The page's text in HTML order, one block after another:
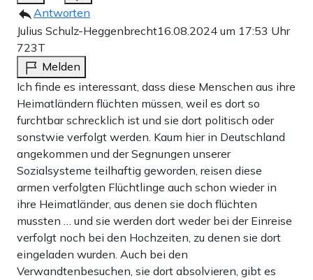
Antworten
Julius Schulz-Heggenbrecht16.08.2024 um 17:53 Uhr
723T
Melden
Ich finde es interessant, dass diese Menschen aus ihre
Heimatländern flüchten müssen, weil es dort so
furchtbar schrecklich ist und sie dort politisch oder
sonstwie verfolgt werden. Kaum hier in Deutschland
angekommen und der Segnungen unserer
Sozialsysteme teilhaftig geworden, reisen diese
armen verfolgten Flüchtlinge auch schon wieder in
ihre Heimatländer, aus denen sie doch flüchten
mussten … und sie werden dort weder bei der Einreise
verfolgt noch bei den Hochzeiten, zu denen sie dort
eingeladen wurden. Auch bei den
Verwandtenbesuchen, sie dort absolvieren, gibt es